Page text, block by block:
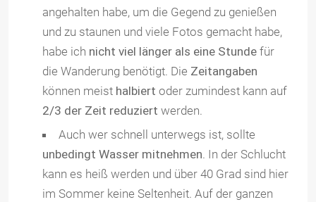
angehalten habe, um die Gegend zu genießen
und zu staunen und viele Fotos gemacht habe,
habe ich nicht viel länger als eine Stunde für
die Wanderung benötigt. Die Zeitangaben
können meist halbiert oder zumindest kann auf
2/3 der Zeit reduziert werden.
Auch wer schnell unterwegs ist, sollte
unbedingt Wasser mitnehmen. In der Schlucht
kann es heiß werden und über 40 Grad sind hier
im Sommer keine Seltenheit. Auf der ganzen